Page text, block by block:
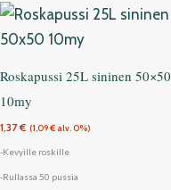
Roskapussi 25L sininen 50×50
10my
1,37€ (1,09€ alv. 0%)
-Kevyille roskille
-Rullassa 50 pussia